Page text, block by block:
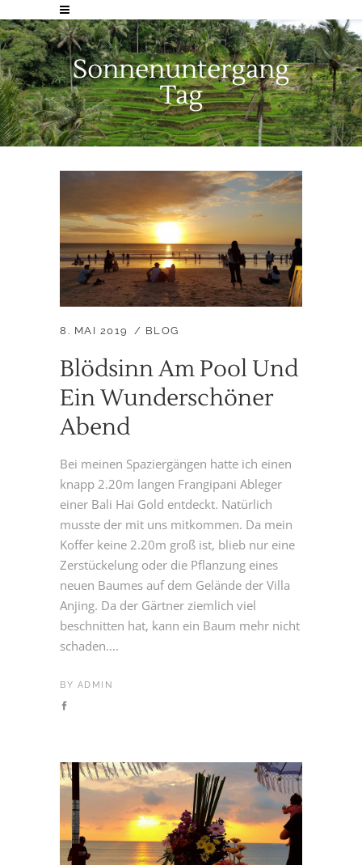
Sonnenuntergang
Tag
8. MAI 2019 BLOG
Blödsinn Am Pool Und
Ein Wunderschöner
Abend
Bei meinen Spaziergängen hatte ich einen
knapp 2.20m langen Frangipani Ableger
einer Bali Hai Gold entdeckt. Natürlich
musste der mit uns mitkommen. Da mein
Koffer keine 2.20m groß ist, blieb nur eine
Zerstückelung oder die Pflanzung eines
neuen Baumes auf dem Gelände der Villa
Anjing. Da der Gärtner ziemlich viel
beschnitten hat, kann ein Baum mehr nicht
schaden....
BY ADMIN